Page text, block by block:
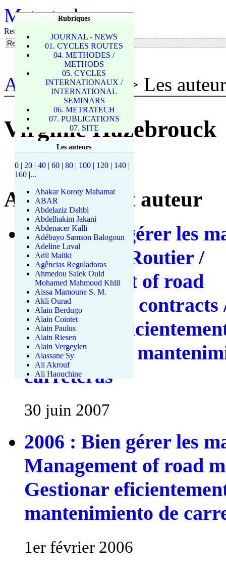
Metratech
Rechercher
Accueil du site> Les
Virginie Hazebrouck
Articles de cet auteur
2007 : Bien gérer les
d’Entretien Routier /
Management of road
maintenance contracts
Gestionar
mercados de
carreteras
30 juin 2007
2006 : Bien gérer les
Management of road
Gestionar
mantenimiento de
1er février 2006
Rubriques
JOURNAL - NEWS
01. CYCLES ROUTES
04. METHODES /
METHODS
05. CYCLES
INTERNATIONAUX /
INTERNATIONAL
SEMINARS
06. METRATECH
07. PUBLICATIONS
07. SITE
Les auteurs
0 | 20 |40 |60 |80 | 100 | 120 | 140 |
160 |...
Abakar Koroty Mahamat
ABAR
Abdelaziz Dahbi
Abdelhakim Jakani
Abdenacer Kalli
Adébayo Samson Balogoun
Adeline Laval
Adil Maliki
Agências Reguladoras
Ahmedou Salek Ould
Mohamed Mahmoud Khlil
Aissa Mamoune S. M.
Akli Ourad
Alain Berdugo
Alain Cointet
Alain Paulus
Alain Riesen
Alain Vergeylen
Alassane Sy
Ali Akrouf
Ali Haouchine